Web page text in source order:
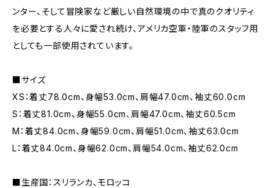
ンター、そして冒険家など厳しい自然環境の中で真のクオリティ
を必要とする人々に愛され続け、アメリカ空軍・陸軍のスタッフ用
としても一部使用されています。
■サイズ
XS：着丈78.0cm、身幅53.0cm、肩幅47.0cm、袖丈60.0cm
S：着丈81.0cm、身幅55.0cm、肩幅47.0cm、袖丈60.5cm
M：着丈84.0cm、身幅59.0cm、肩幅51.0cm、袖丈63.0cm
L：着丈84.0cm、身幅62.0cm、肩幅54.0cm、袖丈62.0cm
■生産国：スリランカ、モロッコ